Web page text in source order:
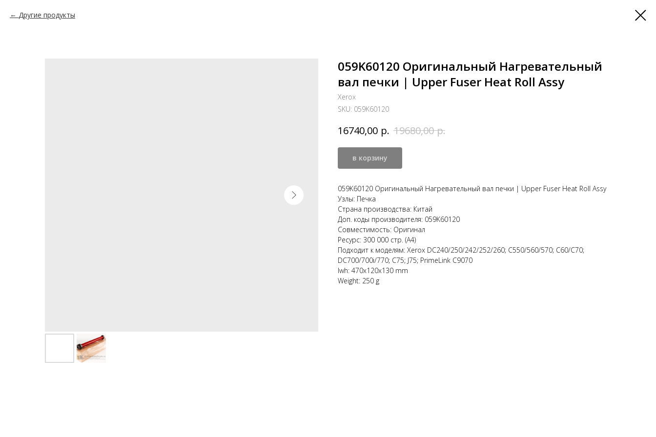
Другие продукты
059K60120 Оригинальный Нагревательный
вал печки | Upper Fuser Heat Roll Assy
Xerox
SKU: 059K60120
16740,00 р. 19680,00 р.
в корзину
059K60120 Оригинальный Нагревательный вал печки | Upper Fuser Heat Roll Assy
Узлы: Печка
Страна производства: Китай
Доп. коды производителя: 059K60120
Совместимость: Оригинал
Ресурс: 300 000 стр. (А4)
Подходит к моделям: Xerox DC240/250/242/252/260; C550/560/570; C60/C70;
DC700/700i/770; C75; J75; PrimeLink C9070
lwh: 470x120x130 mm
Weight: 250 g